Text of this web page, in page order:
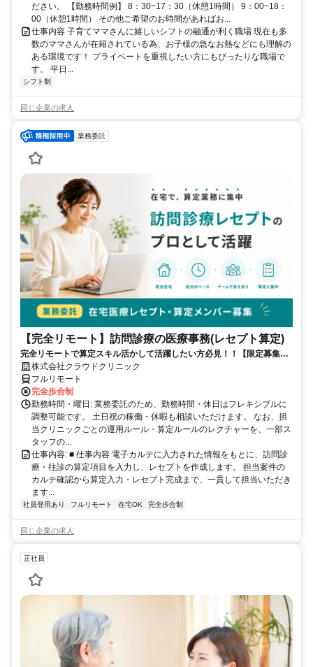
ださい。 【勤務時間例】 8：30~17：30（休憩1時間） 9：00~18：
00（休憩1時間） その他ご希望のお時間があればお...
仕事内容 子育てママさんに嬉しいシフトの融通が利く職場 現在も多
数のママさんが在籍されている為、お子様の急なお熱などにも理解の
ある環境です！ プライベートを重視したい方にもぴったりな職場で
す。 平日...
シフト制
同じ企業の求人
業務委託
【完全リモート】訪問診療の医療事務(レセプト算定)
完全リモートで算定スキル活かして活躍したい方必見！！【限定募集】
完全リモート｜在宅医療レセプト算定（成果報酬型／業務委託）
株式会社クラウドクリニック
フルリモート
完全歩合制
勤務時間・曜日: 業務委託のため、勤務時間・休日はフレキシブルに
調整可能です。 土日祝の稼働・休暇も相談いただけます。 なお、担
当クリニックごとの運用ルール・算定ルールのレクチャーを、一部ス
タッフの...
仕事内容: ■ 仕事内容 電子カルテに入力された情報をもとに、訪問診
療・往診の算定項目を入力し、レセプトを作成します。 担当案件の
カルテ確認から算定入力・レセプト完成まで、一貫して担当いただき
ます...
社員登用あり フルリモート 在宅OK 完全歩合制
同じ企業の求人
正社員